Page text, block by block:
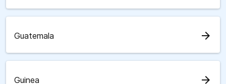
Guatemala arrow_forward
Guinea arrow_forward